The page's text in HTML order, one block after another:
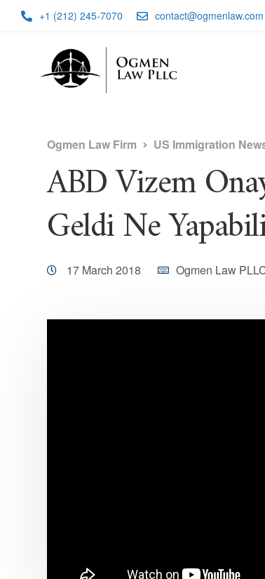
+1 (212) 245-7070 contact@ogmenlaw.com
Ogmen Law Firm US Immigration
ABD Vizem
Geldi Ne
17 March 2018 Ogmen Law